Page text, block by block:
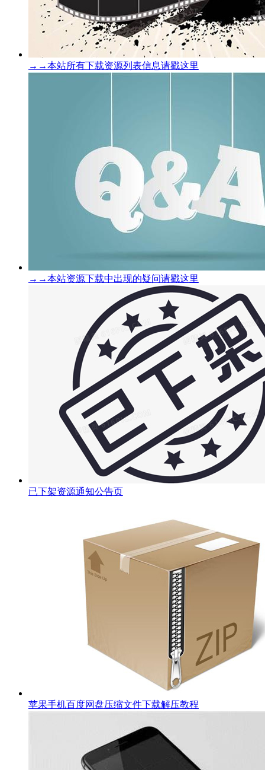
→→本站所有下载资源列表信息请戳这里
→→本站资源下载中出现的疑问请戳这里
已下架资源通知公告页
苹果手机百度网盘压缩文件下载解压教程